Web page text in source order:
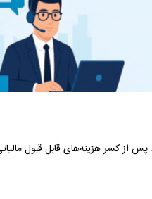
از کسر هزینه‌های قابل قبول